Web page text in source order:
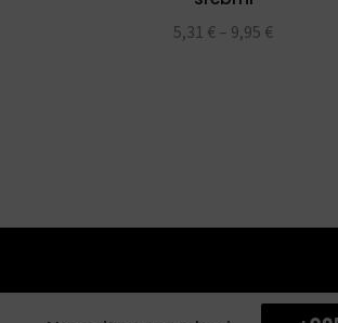
5,31 € – 9,95 €